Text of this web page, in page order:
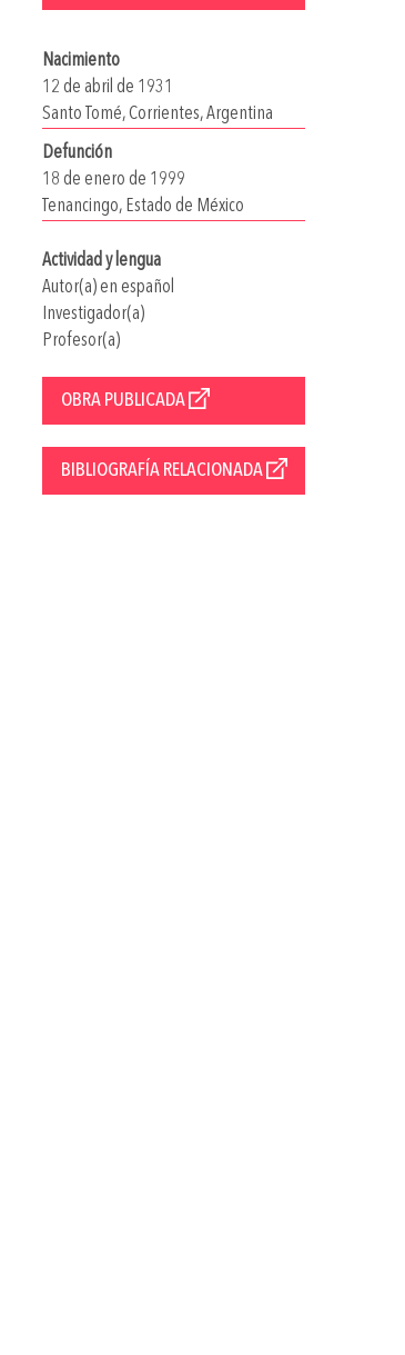
Nacimiento
12 de abril de 1931
Santo Tomé, Corrientes, Argentina
Defunción
18 de enero de 1999
Tenancingo, Estado de México
Actividad y lengua
Autor(a) en español
Investigador(a)
Profesor(a)
OBRA PUBLICADA
BIBLIOGRAFÍA RELACIONADA